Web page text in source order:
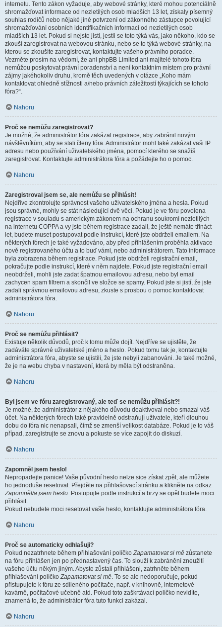
internetu. Tento zákon vyžaduje, aby webové stránky, které mohou potenciálně
shromažďovat informace od nezletilých osob mladších 13 let, získaly písemný
souhlas rodičů nebo nějaké jiné potvrzení od zákonného zástupce povolující
shromažďování osobních identifikačních informací od nezletilých osob
mladších 13 let. Pokud si nejste jisti, jestli se toto týká vás, jako někoho, kdo se
zkouší zaregistrovat na webovou stránku, nebo se to týká webové stránky, na
kterou se zkoušíte zaregistrovat, kontaktujte vašeho právního poradce.
Vezměte prosím na vědomí, že ani phpBB Limited ani majitelé tohoto fóra
nemůžou poskytovat právní poradenství a není kontaktním místem pro právní
zájmy jakéhokoliv druhu, kromě těch uvedených v otázce „Koho mám
kontaktovat ohledně stížnosti a/nebo právních záležitostí týkajících se tohoto
fóra?“.
Nahoru
Proč se nemůžu zaregistrovat?
Je možné, že administrátor fóra zakázal registrace, aby zabránil novým
návštěvníkům, aby se stali členy fóra. Administrátor mohl také zakázat vaši IP
adresu nebo používání uživatelského jména, pomocí kterého se snažíš
zaregistrovat. Kontaktujte administrátora fóra a požádejte ho o pomoc.
Nahoru
Zaregistroval jsem se, ale nemůžu se přihlásit!
Nejdříve zkontrolujte správnost vašeho uživatelského jména a hesla. Pokud
jsou správné, mohly se stát následující dvě věci. Pokud je ve fóru povolena
registrace v souladu s americkým zákonem na ochranu soukromí nezletilých
na internetu COPPA a vy jste během registrace zadali, že ještě nemáte třináct
let, budete muset postupovat podle instrukcí, které jste obdrželi emailem. Na
některých fórech je také vyžadováno, aby před přihlášením proběhla aktivace
nově registrovaného účtu a to buď vámi, nebo administrátorem. Tato informace
byla zobrazena během registrace. Pokud jste obdrželi registrační email,
pokračujte podle instrukcí, které v něm najdete. Pokud jste registrační email
neobdrželi, mohli jste zadat špatnou emailovou adresu, nebo byl email
zachycen spam filtrem a skončil ve složce se spamy. Pokud jste si jistí, že jste
zadali správnou emailovou adresu, zkuste s prosbou o pomoc kontaktovat
administrátora fóra.
Nahoru
Proč se nemůžu přihlásit?
Existuje několik důvodů, proč k tomu může dojít. Nejdříve se ujistěte, že
zadáváte správné uživatelské jméno a heslo. Pokud tomu tak je, kontaktujte
administrátora fóra, abyste se ujistili, že jste nebyli zabanováni. Je také možné,
že je na webu chyba v nastavení, která by měla být odstraněna.
Nahoru
Byl jsem ve fóru zaregistrovaný, ale teď se nemůžu přihlásit?!
Je možné, že administrátor z nějakého důvodu deaktivoval nebo smazal váš
účet. Na některých fórech také pravidelně odstraňují uživatele, kteří dlouhou
dobu do fóra nic nenapsali, čímž se zmenší velikost databáze. Pokud je to váš
případ, zaregistrujte se znovu a pokuste se více zapojit do diskuzí.
Nahoru
Zapomněl jsem heslo!
Nepropadejte panice! Vaše původní heslo nelze sice získat zpět, ale můžete
ho jednoduše resetovat. Přejděte na přihlašovací stránku a klikněte na odkaz
Zapomněl/a jsem heslo. Postupujte podle instrukcí a brzy se opět budete moci
přihlásit.
Pokud nebudete moci resetovat vaše heslo, kontaktujte administrátora fóra.
Nahoru
Proč se automaticky odhlašuji?
Pokud nezatrhnete během přihlašování políčkoZapamatovat si mě zůstanete
na fóru přihlášen jen po přednastavený čas. To slouží k zabránění zneužití
vašeho účtu někým jiným. Abyste zůstali přihlášeni, zatrhněte během
přihlašování políčkoZapamatovat si mě. To se ale nedoporučuje, pokud
přistupujete k fóru ze sdíleného počítače, např. v knihovně, internetové
kavárně, počítačové učebně atd. Pokud toto zaškrtávací políčko nevidíte,
znamená to, že administrátor fóra tuto funkci zakázal.
Nahoru